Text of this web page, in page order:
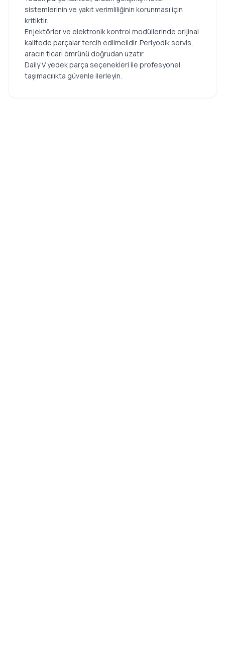
sistemlerinin ve yakıt verimliliğinin korunması için
kritiktir.
Enjektörler ve elektronik kontrol modüllerinde orijinal
kalitede parçalar tercih edilmelidir. Periyodik servis,
aracın ticari ömrünü doğrudan uzatır.
Daily V yedek parça seçenekleri ile profesyonel
taşımacılıkta güvenle ilerleyin.